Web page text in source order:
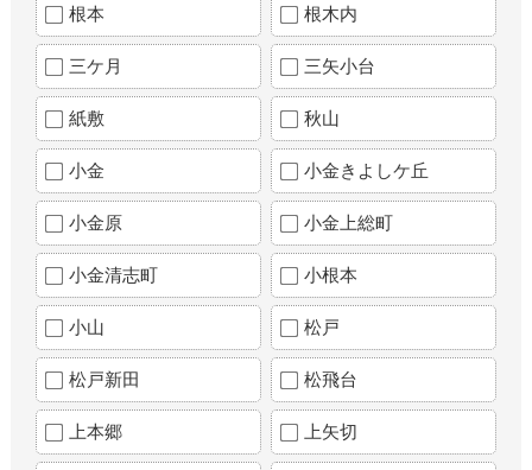
根本 根木内
三ケ月 三矢小台
紙敷 秋山
小金 小金きよしケ丘
小金原 小金上総町
小金清志町 小根本
小山 松戸
松戸新田 松飛台
上本郷 上矢切